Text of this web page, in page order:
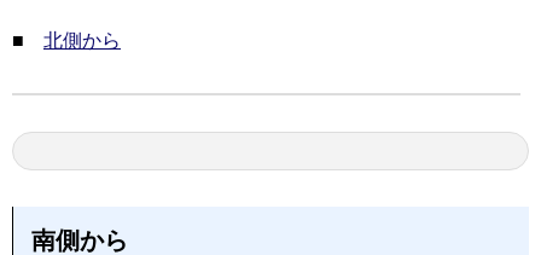
■ 北側から
南側から